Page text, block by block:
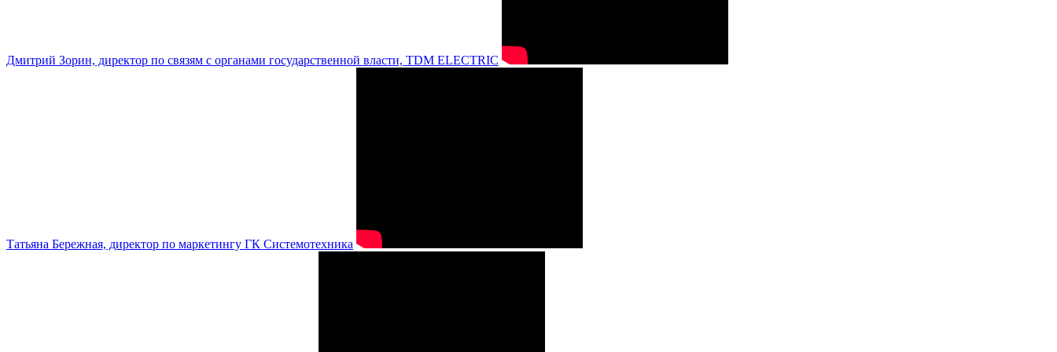
Дмитрий Зорин, директор по связям с органами государственной власти, TDM ELECTRIC
Татьяна Бережная, директор по маркетингу ГК Системотехника